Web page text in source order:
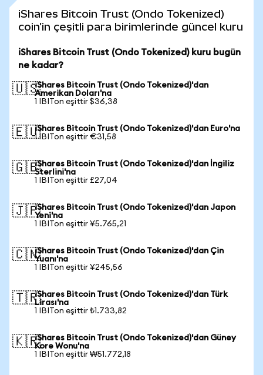
iShares Bitcoin Trust (Ondo Tokenized)
coin'in çeşitli para birimlerinde güncel kuru
iShares Bitcoin Trust (Ondo Tokenized) kuru bugün
ne kadar?
🇺🇸iShares Bitcoin Trust (Ondo Tokenized)'dan
Amerikan Doları'na
1 IBITon eşittir $36,38
🇪🇺iShares Bitcoin Trust (Ondo Tokenized)'dan Euro'na
1 IBITon eşittir €31,58
🇬🇧iShares Bitcoin Trust (Ondo Tokenized)'dan İngiliz
Sterlini'na
1 IBITon eşittir £27,04
🇯🇵iShares Bitcoin Trust (Ondo Tokenized)'dan Japon
Yeni'na
1 IBITon eşittir ¥5.765,21
🇨🇳iShares Bitcoin Trust (Ondo Tokenized)'dan Çin
Yuanı'na
1 IBITon eşittir ¥245,56
🇹🇷iShares Bitcoin Trust (Ondo Tokenized)'dan Türk
Lirası'na
1 IBITon eşittir ₺1.733,82
🇰🇷iShares Bitcoin Trust (Ondo Tokenized)'dan Güney
Kore Wonu'na
1 IBITon eşittir ₩51.772,18